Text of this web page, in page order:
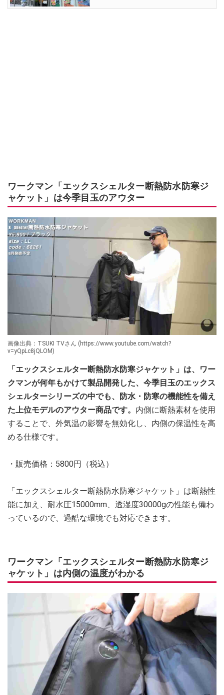
ワークマン「エックスシェルター断熱防水防寒ジ
ャケット」は今季目玉のアウター
画像出典：TSUKI TVさん (https://www.youtube.com/watch?
v=yQpLc8jQLOM)
「エックスシェルター断熱防水防寒ジャケット」は、ワー
クマンが何年もかけて製品開発した、今季目玉のエックス
シェルターシリーズの中でも、防水・防寒の機能性を備え
た上位モデルのアウター商品です。 内側に断熱素材を使用
することで、外気温の影響を無効化し、内側の保温性を高
める仕様です。
・販売価格：5800円（税込）
「エックスシェルター断熱防水防寒ジャケット」は断熱性
能に加え、耐水圧15000mm、透湿度30000gの性能も備わ
っているので、過酷な環境でも対応できます。
ワークマン「エックスシェルター断熱防水防寒ジ
ャケット」は内側の温度がわかる